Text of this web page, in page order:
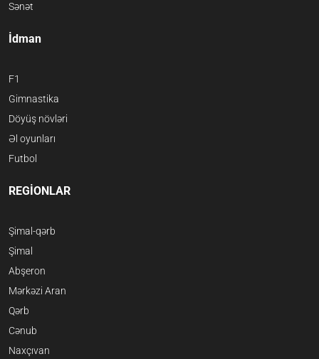
Sənət
İdman
F1
Gimnastika
Döyüş növləri
Əl oyunları
Futbol
REGİONLAR
Şimal-qərb
Şimal
Abşeron
Mərkəzi Aran
Qərb
Cənub
Naxçıvan